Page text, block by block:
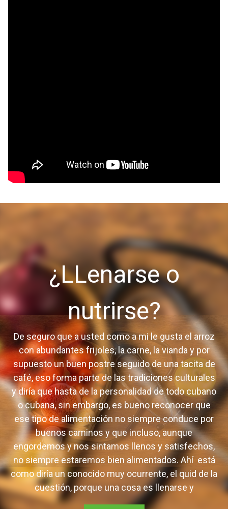
¿LLenarse o
nutrirse?
De seguro que a usted como a mi le gusta el arroz
con abundantes frijoles, la carne, la vianda y por
supuesto un buen postre seguido de una tacita de
café, eso forma parte de las tradiciones culturales
y diría que hasta de la personalidad de todo cubano
o cubana, sin embargo, es bueno reconocer que
ese tipo de alimentación no siempre conduce por
buenos caminos y que incluso, aunque
engordemos y nos sintamos llenos y satisfechos,
no siempre estaremos bien alimentados. Ahí está
como diría un conocido muy ocurrente, el quid de la
cuestión, porque una cosa es llenarse y